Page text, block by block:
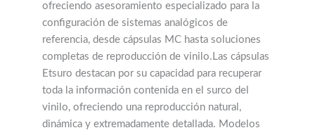
ofreciendo asesoramiento especializado para la
configuración de sistemas analógicos de
referencia, desde cápsulas MC hasta soluciones
completas de reproducción de vinilo.Las cápsulas
Etsuro destacan por su capacidad para recuperar
toda la información contenida en el surco del
vinilo, ofreciendo una reproducción natural,
dinámica y extremadamente detallada. Modelos